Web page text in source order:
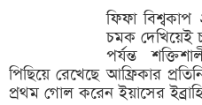
ফিফা
চমক দেখিয়েই
পর্যন্ত
পিছিয়ে রেখেছে আফ্রিকার
প্রথম গোল করেন ইয়াসের